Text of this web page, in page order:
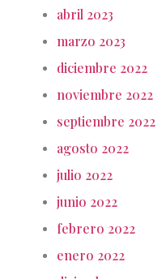
abril 2023
marzo 2023
diciembre 2022
noviembre 2022
septiembre 2022
agosto 2022
julio 2022
junio 2022
febrero 2022
enero 2022